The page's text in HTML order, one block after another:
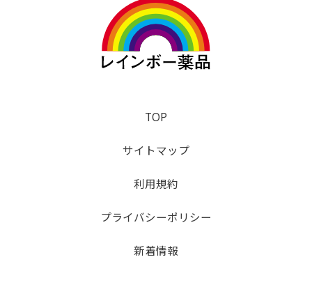
TOP
サイトマップ
利用規約
プライバシーポリシー
新着情報